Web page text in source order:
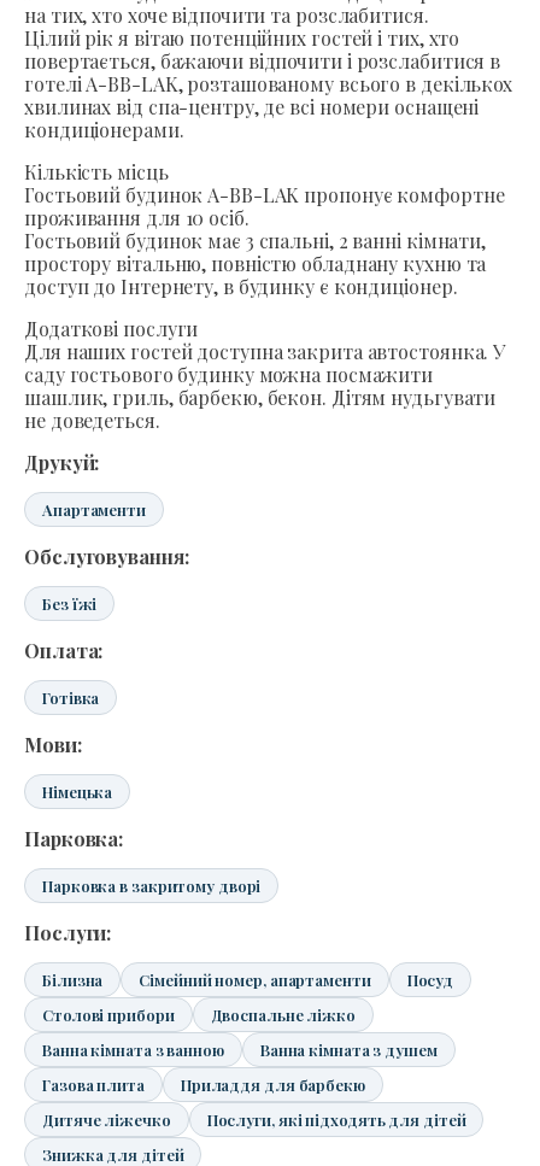
на тих, хто хоче відпочити та розслабитися.
Цілий рік я вітаю потенційних гостей і тих, хто
повертається, бажаючи відпочити і розслабитися в
готелі A-BB-LAK, розташованому всього в декількох
хвилинах від спа-центру, де всі номери оснащені
кондиціонерами.
Кількість місць
Гостьовий будинок A-BB-LAK пропонує комфортне
проживання для 10 осіб.
Гостьовий будинок має 3 спальні, 2 ванні кімнати,
простору вітальню, повністю обладнану кухню та
доступ до Інтернету, в будинку є кондиціонер.
Додаткові послуги
Для наших гостей доступна закрита автостоянка. У
саду гостьового будинку можна посмажити
шашлик, гриль, барбекю, бекон. Дітям нудьгувати
не доведеться.
Друкуй:
Апартаменти
Обслуговування:
Без їжі
Оплата:
Готівка
Мови:
Німецька
Парковка:
Парковка в закритому дворі
Послуги:
Білизна Сімейний номер, апартаменти
Посуд
Столові прибори
Двоспальне ліжко
Ванна кімната з ванною
Ванна кімната з душем
Газова плита
Приладдя для барбекю
Дитяче ліжечко
Послуги, які підходять для дітей
Знижка для дітей